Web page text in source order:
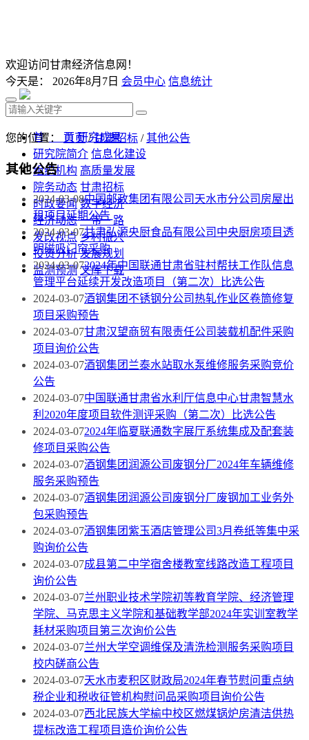
欢迎访问甘肃经济信息网！
今天是： 2026年8月7日 会员中心 信息统计
首 页 研究成果
研究院简介 信息化建设
组织机构 高质量发展
院务动态 甘肃招标
时政要闻 数字经济
经济动态 一带一路
发改视点 乡村振兴
投资分析 发展规划
监测预测 文库下载
您的位置： 首页/甘肃招标 /其他公告
其他公告
2024-03-08中国邮政集团有限公司天水市分公司房屋出
租项目延期公告
2024-03-07甘肃弘源央厨食品有限公司中央厨房项目透
明磁吸门帘采购
2024-03-072024年中国联通甘肃省驻村帮扶工作队信息
管理平台延续开发改造项目（第二次）比选公告
2024-03-07酒钢集团不锈钢分公司热轧作业区卷筒修复
项目采购预告
2024-03-07甘肃汉望商贸有限责任公司装载机配件采购
项目询价公告
2024-03-07酒钢集团兰泰水站取水泵维修服务采购竞价
公告
2024-03-07中国联通甘肃省水利厅信息中心甘肃智慧水
利2020年度项目软件测评采购（第二次）比选公告
2024-03-072024年临夏联通数字展厅系统集成及配套装
修项目采购公告
2024-03-07酒钢集团润源公司废钢分厂2024年车辆维修
服务采购预告
2024-03-07酒钢集团润源公司废钢分厂废钢加工业务外
包采购预告
2024-03-07酒钢集团紫玉酒店管理公司3月卷纸等集中采
购询价公告
2024-03-07成县第二中学宿舍楼教室线路改造工程项目
询价公告
2024-03-07兰州职业技术学院初等教育学院、经济管理
学院、马克思主义学院和基础教学部2024年实训室教学
耗材采购项目第三次询价公告
2024-03-07兰州大学空调维保及清洗检测服务采购项目
校内磋商公告
2024-03-07天水市麦积区财政局2024年春节慰问重点纳
税企业和税收征管机构慰问品采购项目询价公告
2024-03-07西北民族大学榆中校区燃煤锅炉房清洁供热
提标改造工程项目造价询价公告